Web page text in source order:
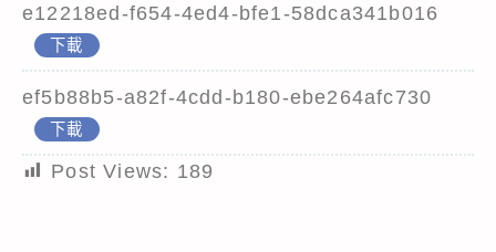
e12218ed-f654-4ed4-bfe1-58dca341b016
下載
ef5b88b5-a82f-4cdd-b180-ebe264afc730
下載
Post Views: 189